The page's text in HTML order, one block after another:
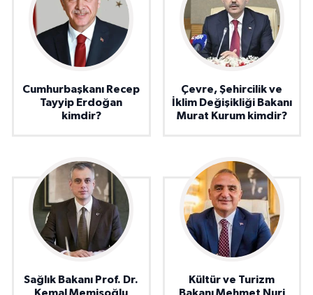
Cumhurbaşkanı Recep
Tayyip Erdoğan
kimdir?
Çevre, Şehircilik ve
İklim Değişikliği Bakanı
Murat Kurum kimdir?
Sağlık Bakanı Prof. Dr.
Kültür ve Turizm